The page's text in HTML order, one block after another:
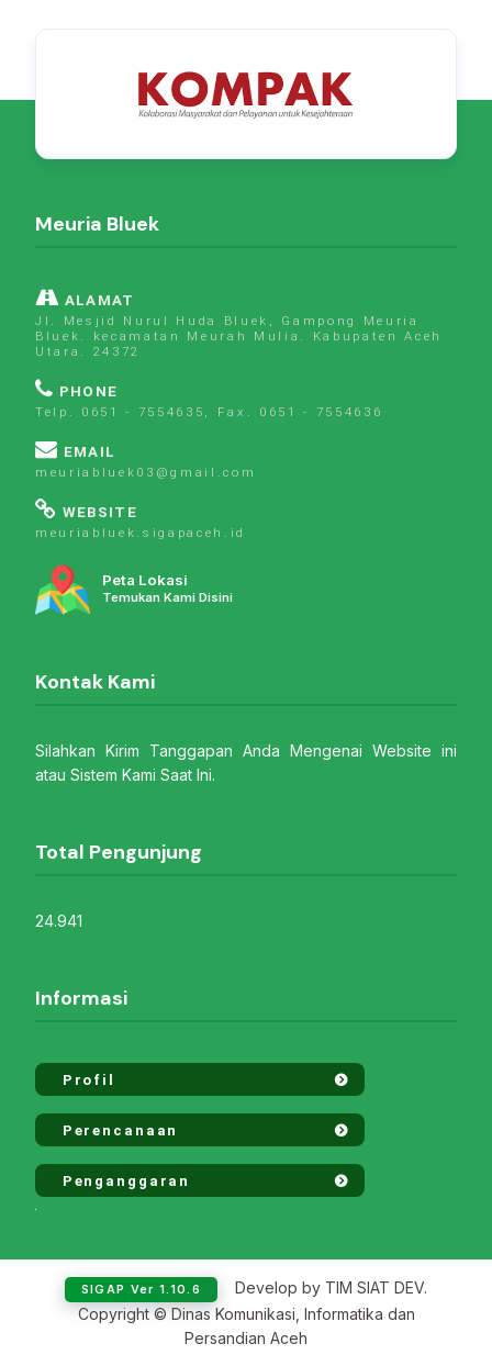
Meuria Bluek
ALAMAT
Jl. Mesjid Nurul Huda Bluek, Gampong Meuria
Bluek. kecamatan Meurah Mulia. Kabupaten Aceh
Utara. 24372
PHONE
Telp. 0651 - 7554635, Fax. 0651 - 7554636
EMAIL
meuriabluek03@gmail.com
WEBSITE
meuriabluek.sigapaceh.id
Peta Lokasi
Temukan Kami Disini
Kontak Kami
Silahkan Kirim Tanggapan Anda Mengenai Website ini
atau Sistem Kami Saat Ini.
Total Pengunjung
24.941
Informasi
Profil
Perencanaan
Penganggaran
SIGAP Ver 1.10.6
Develop by TIM SIAT DEV.
Copyright © Dinas Komunikasi, Informatika dan
Persandian Aceh